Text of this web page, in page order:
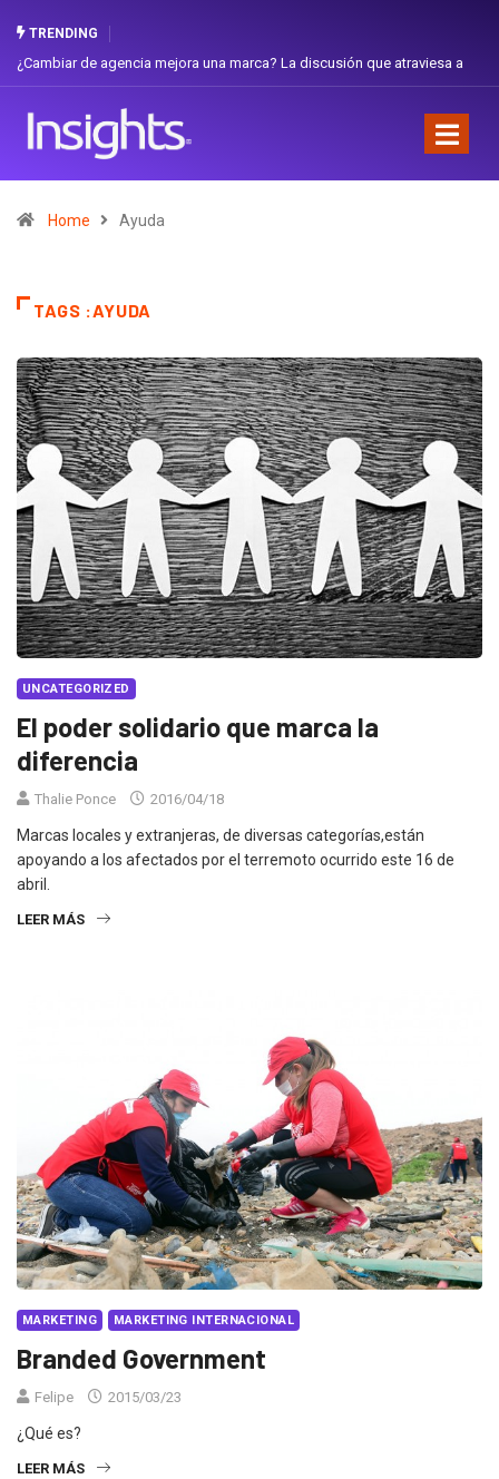
TRENDING
¿Cambiar de agencia mejora una marca? La discusión que atraviesa a
Home Ayuda
TAGS :AYUDA
UNCATEGORIZED
El poder solidario que marca la
diferencia
Thalie Ponce 2016/04/18
Marcas locales y extranjeras, de diversas categorías,están
apoyando a los afectados por el terremoto ocurrido este 16 de
abril.
LEER MÁS
MARKETING MARKETING INTERNACIONAL
Branded Government
Felipe 2015/03/23
¿Qué es?
LEER MÁS